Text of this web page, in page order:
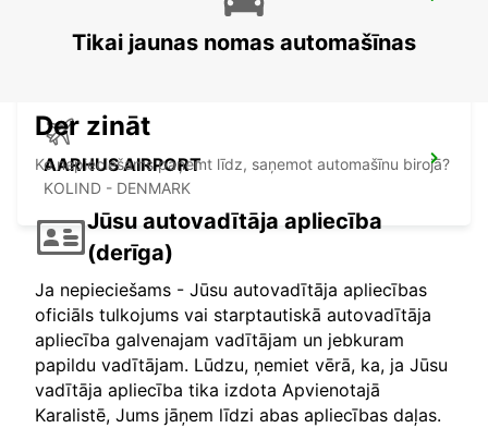
AARHUS AIRPORT
KOLIND - DENMARK
Tikai jaunas nomas automašīnas
Der zināt
Ko nepieciešams paņemt līdz, saņemot automašīnu birojā?
Jūsu autovadītāja apliecība
(derīga)
Ja nepieciešams - Jūsu autovadītāja apliecības
oficiāls tulkojums vai starptautiskā autovadītāja
apliecība galvenajam vadītājam un jebkuram
papildu vadītājam. Lūdzu, ņemiet vērā, ka, ja Jūsu
vadītāja apliecība tika izdota Apvienotajā
Karalistē, Jums jāņem līdzi abas apliecības daļas.